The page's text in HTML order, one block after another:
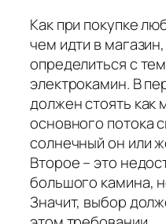
Как при покупке
чем идти в
определиться с
электрокамин. В
должен стоять
основного потока
солнечный он или
Второе – это
большого камина,
Значит, выбор